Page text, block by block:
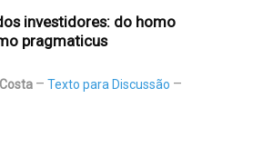
investidores: do homo
pragmaticus
Texto para Discussão